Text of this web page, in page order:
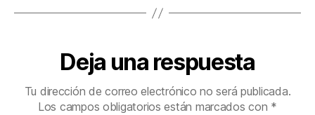
Deja una respuesta
Tu dirección de correo electrónico no será publicada.
Los campos obligatorios están marcados con *